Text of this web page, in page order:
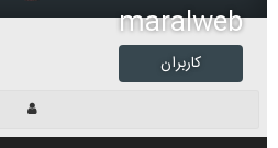
maralweb
کاربران